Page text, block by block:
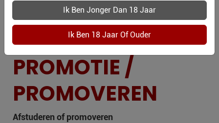
WIJN OUTLET
PERSOONLIJK-
WIJN-
KADOBON
CONTACT
GELEGENHEID
AFSTUDEREN /
PROMOTIE /
PROMOVEREN
Afstuderen of promoveren